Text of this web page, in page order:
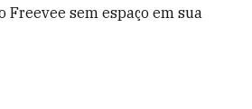
Freevee sem espaço em sua